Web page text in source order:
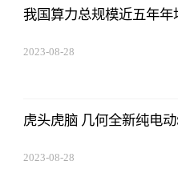
我国算力总规模近五年年
2023-08-28
虎头虎脑 几何全新纯电
2023-08-28